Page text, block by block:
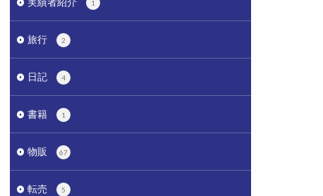
1
旅行 2
日記 4
書籍 1
物販 67
転売 5